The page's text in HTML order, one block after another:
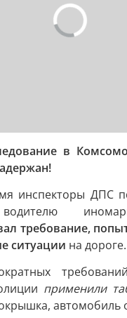
в
инспекторы ДПС
требование,
ситуации на дороге.
применили
автомобиль